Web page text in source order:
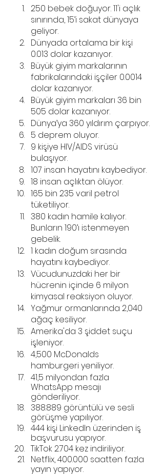
250 bebek doğuyor. 11'i açlık
sınırında, 15’i sakat dünyaya
geliyor.
Dünyada ortalama bir kişi
0.013 dolar kazanıyor.
Büyük giyim markalarının
fabrikalarındaki işçiler 0.0014
dolar kazanıyor.
Büyük giyim markaları 36 bin
505 dolar kazanıyor.
Dünya’ya 360 yıldırım çarpıyor.
5 deprem oluyor.
9 kişiye HIV/AIDS virüsü
bulaşıyor.
107 insan hayatını kaybediyor.
18 insan açlıktan ölüyor.
165 bin 235 varil petrol
tüketiliyor.
380 kadın hamile kalıyor.
Bunların 190’ı istenmeyen
gebelik.
1 kadın doğum sırasında
hayatını kaybediyor.
Vücudunuzdaki her bir
hücrenin içinde 6 milyon
kimyasal reaksiyon oluyor.
Yağmur ormanlarında 2,040
ağaç kesiliyor.
Amerika'da 3 şiddet suçu
işleniyor.
4,500 McDonalds
hamburgeri yeniliyor.
41,5 milyondan fazla
WhatsApp mesajı
gönderiliyor.
388.889 görüntülü ve sesli
görüşme yapılıyor.
444 kişi LinkedIn üzerinden iş
başvurusu yapıyor.
TikTok 2.704 kez indiriliyor.
Netflix, 400.000 saatten fazla
yayın yapıyor.